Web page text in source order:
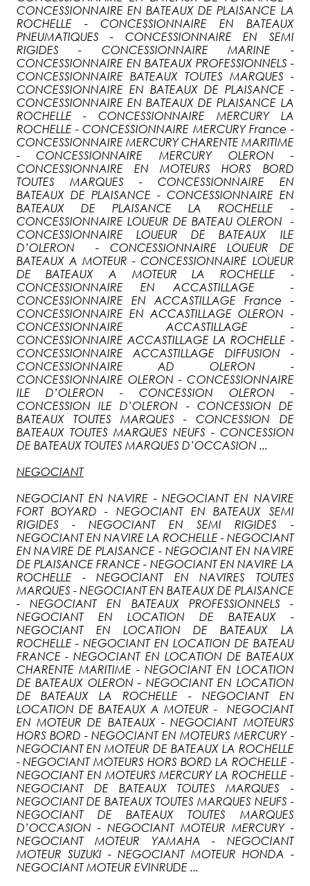
CONCESSIONNAIRE EN BATEAUX DE PLAISANCE LA
ROCHELLE - CONCESSIONNAIRE EN BATEAUX
PNEUMATIQUES - CONCESSIONNAIRE EN SEMI
RIGIDES - CONCESSIONNAIRE MARINE -
CONCESSIONNAIRE EN BATEAUX PROFESSIONNELS -
CONCESSIONNAIRE BATEAUX TOUTES MARQUES -
CONCESSIONNAIRE EN BATEAUX DE PLAISANCE -
CONCESSIONNAIRE EN BATEAUX DE PLAISANCE LA
ROCHELLE - CONCESSIONNAIRE MERCURY LA
ROCHELLE - CONCESSIONNAIRE MERCURY France -
CONCESSIONNAIRE MERCURY CHARENTE MARITIME
- CONCESSIONNAIRE MERCURY OLERON -
CONCESSIONNAIRE EN MOTEURS HORS BORD
TOUTES MARQUES - CONCESSIONNAIRE EN
BATEAUX DE PLAISANCE - CONCESSIONNAIRE EN
BATEAUX DE PLAISANCE LA ROCHELLE -
CONCESSIONNAIRE LOUEUR DE BATEAU OLERON -
CONCESSIONNAIRE LOUEUR DE BATEAUX ILE
D’OLERON - CONCESSIONNAIRE LOUEUR DE
BATEAUX A MOTEUR - CONCESSIONNAIRE LOUEUR
DE BATEAUX A MOTEUR LA ROCHELLE -
CONCESSIONNAIRE EN ACCASTILLAGE -
CONCESSIONNAIRE EN ACCASTILLAGE France -
CONCESSIONNAIRE EN ACCASTILLAGE OLERON -
CONCESSIONNAIRE ACCASTILLAGE -
CONCESSIONNAIRE ACCASTILLAGE LA ROCHELLE -
CONCESSIONNAIRE ACCASTILLAGE DIFFUSION -
CONCESSIONNAIRE AD OLERON -
CONCESSIONNAIRE OLERON - CONCESSIONNAIRE
ILE D’OLERON - CONCESSION OLERON -
CONCESSION ILE D’OLERON - CONCESSION DE
BATEAUX TOUTES MARQUES - CONCESSION DE
BATEAUX TOUTES MARQUES NEUFS - CONCESSION
DE BATEAUX TOUTES MARQUES D’OCCASION ...
NEGOCIANT
NEGOCIANT EN NAVIRE - NEGOCIANT EN NAVIRE
FORT BOYARD - NEGOCIANT EN BATEAUX SEMI
RIGIDES - NEGOCIANT EN SEMI RIGIDES -
NEGOCIANT EN NAVIRE LA ROCHELLE - NEGOCIANT
EN NAVIRE DE PLAISANCE - NEGOCIANT EN NAVIRE
DE PLAISANCE FRANCE - NEGOCIANT EN NAVIRE LA
ROCHELLE - NEGOCIANT EN NAVIRES TOUTES
MARQUES - NEGOCIANT EN BATEAUX DE PLAISANCE
- NEGOCIANT EN BATEAUX PROFESSIONNELS -
NEGOCIANT EN LOCATION DE BATEAUX -
NEGOCIANT EN LOCATION DE BATEAUX LA
ROCHELLE - NEGOCIANT EN LOCATION DE BATEAU
FRANCE - NEGOCIANT EN LOCATION DE BATEAUX
CHARENTE MARITIME - NEGOCIANT EN LOCATION
DE BATEAUX OLERON - NEGOCIANT EN LOCATION
DE BATEAUX LA ROCHELLE - NEGOCIANT EN
LOCATION DE BATEAUX A MOTEUR - NEGOCIANT
EN MOTEUR DE BATEAUX - NEGOCIANT MOTEURS
HORS BORD - NEGOCIANT EN MOTEURS MERCURY -
NEGOCIANT EN MOTEUR DE BATEAUX LA ROCHELLE
- NEGOCIANT MOTEURS HORS BORD LA ROCHELLE -
NEGOCIANT EN MOTEURS MERCURY LA ROCHELLE -
NEGOCIANT DE BATEAUX TOUTES MARQUES -
NEGOCIANT DE BATEAUX TOUTES MARQUES NEUFS -
NEGOCIANT DE BATEAUX TOUTES MARQUES
D’OCCASION - NEGOCIANT MOTEUR MERCURY -
NEGOCIANT MOTEUR YAMAHA - NEGOCIANT
MOTEUR SUZUKI - NEGOCIANT MOTEUR HONDA -
NEGOCIANT MOTEUR EVINRUDE ...